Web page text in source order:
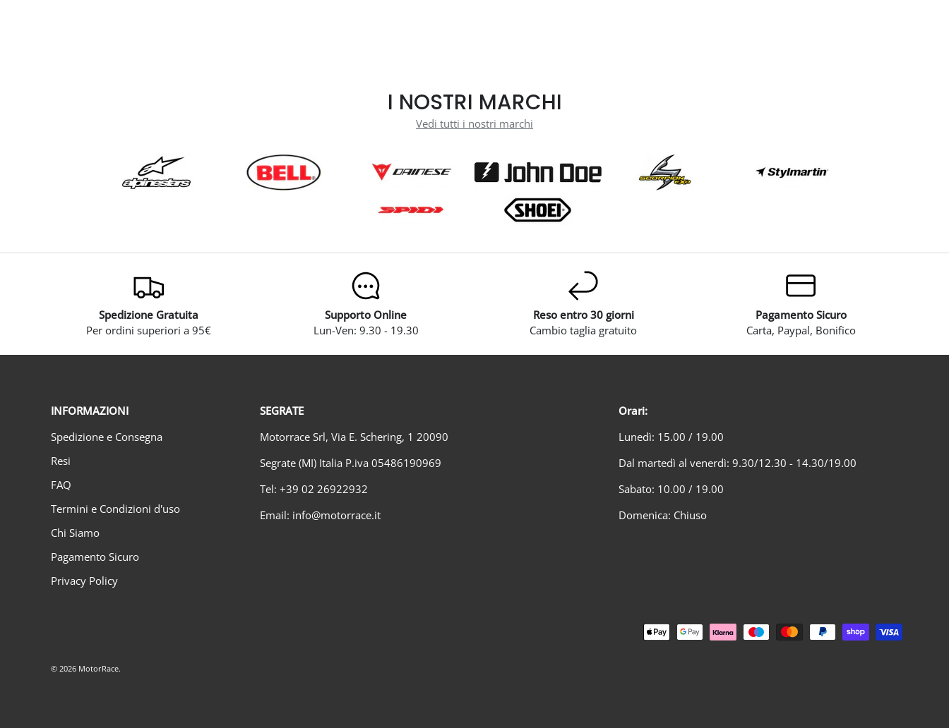
I NOSTRI MARCHI
Vedi tutti i nostri marchi
Spedizione Gratuita
Per ordini superiori a 95€
Supporto Online
Lun-Ven: 9.30 - 19.30
Reso entro 30 giorni
Cambio taglia gratuito
Pagamento Sicuro
Carta, Paypal, Bonifico
INFORMAZIONI
Spedizione e Consegna
Resi
FAQ
Termini e Condizioni d'uso
Chi Siamo
Pagamento Sicuro
Privacy Policy
SEGRATE
Motorrace Srl, Via E. Schering, 1 20090
Segrate (MI) Italia P.iva 05486190969
Tel: +39 02 26922932
Email: info@motorrace.it
Orari:
Lunedì: 15.00 / 19.00
Dal martedì al venerdì: 9.30/12.30 - 14.30/19.00
Sabato: 10.00 / 19.00
Domenica: Chiuso
© 2026 MotorRace.